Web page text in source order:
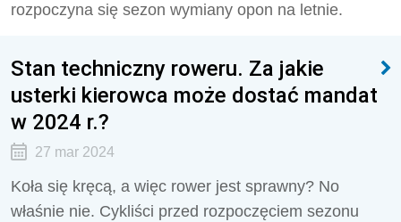
rozpoczyna się sezon wymiany opon na letnie.
Stan techniczny roweru. Za jakie
usterki kierowca może dostać mandat
w 2024 r.?
27 mar 2024
Koła się kręcą, a więc rower jest sprawny? No
właśnie nie. Cykliści przed rozpoczęciem sezonu